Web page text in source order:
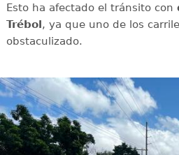
Esto ha afectado el tránsito con
Trébol, ya que uno de los
obstaculizado.